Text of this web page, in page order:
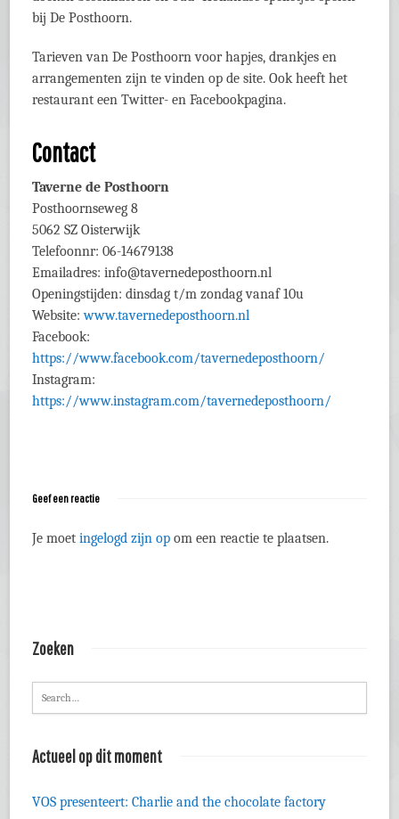
bij De Posthoorn.
Tarieven van De Posthoorn voor hapjes, drankjes en
arrangementen zijn te vinden op de site. Ook heeft het
restaurant een Twitter- en Facebookpagina.
Contact
Taverne de Posthoorn
Posthoornseweg 8
5062 SZ Oisterwijk
Telefoonnr: 06-14679138
Emailadres: info@tavernedeposthoorn.nl
Openingstijden: dinsdag t/m zondag vanaf 10u
Website:www.tavernedeposthoorn.nl
Facebook:
https://www.facebook.com/tavernedeposthoorn/
Instagram:
https://www.instagram.com/tavernedeposthoorn/
Geef een reactie
Je moetingelogd zijn op om een reactie te plaatsen.
Zoeken
Actueel op dit moment
VOS presenteert: Charlie and the chocolate factory